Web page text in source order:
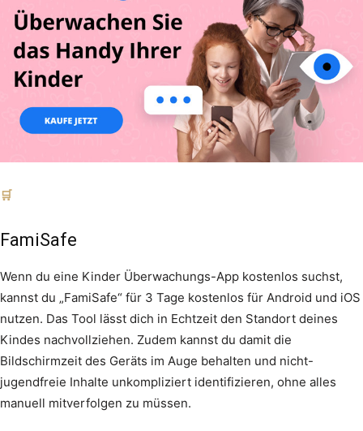
FamiSafe
Wenn du eine Kinder Überwachungs-App kostenlos suchst,
kannst du „FamiSafe“ für 3 Tage kostenlos für Android und iOS
nutzen. Das Tool lässt dich in Echtzeit den Standort deines
Kindes nachvollziehen. Zudem kannst du damit die
Bildschirmzeit des Geräts im Auge behalten und nicht-
jugendfreie Inhalte unkompliziert identifizieren, ohne alles
manuell mitverfolgen zu müssen.